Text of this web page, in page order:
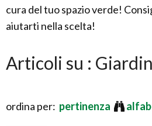
cura del tuo spazio verde!
aiutarti nella scelta!
Articoli su :
ordina per: pertinenza